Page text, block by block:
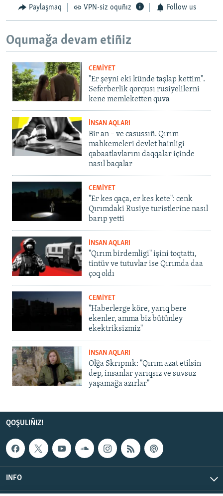
Paylaşmaq VPN-siz oquñız Follow us
Oqumağa devam etiñiz
CEMİYET
"Er şeyni eki künde taşlap kettim".
Seferberlik qorqusı rusiyelilerni
kene memleketten quva
İNSAN AQLARI
Bir an – ve casussıñ. Qırım
mahkemeleri devlet hainligi
qabaatlavlarını daqqalar içinde
nasıl baqalar
CEMİYET
"Er kes qaça, er kes kete": cenk
Qırımdaki Rusiye turistlerine nasıl
barıp yetti
İNSAN AQLARI
"Qırım birdemligi" işini toqtattı,
tintüv ve tutuvlar ise Qırımda daa
çoq oldı
CEMİYET
"Haberlerge köre, yarıq bere
ekenler, amma biz bütünley
ekektriksizmiz"
İNSAN AQLARI
Olğa Skrıpnık: "Qırım azat etilsin
dep, insanlar yarıqsız ve suvsuz
yaşamağa azırlar"
QOŞULIÑIZ!
INFO